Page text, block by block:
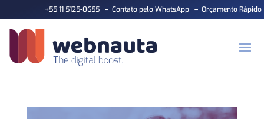
+55 11 5125-0655– Contato pelo WhatsApp– Orçamento Rápido